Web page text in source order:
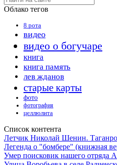
Облако тегов
8 рота
видео
видео о богучаре
книга
книга память
лев жданов
старые карты
фото
фотография
целлюлита
Список контента
Летчик Николай Шенин.
Легенда о "бомбере" (книжная
Умер поисковик нашего